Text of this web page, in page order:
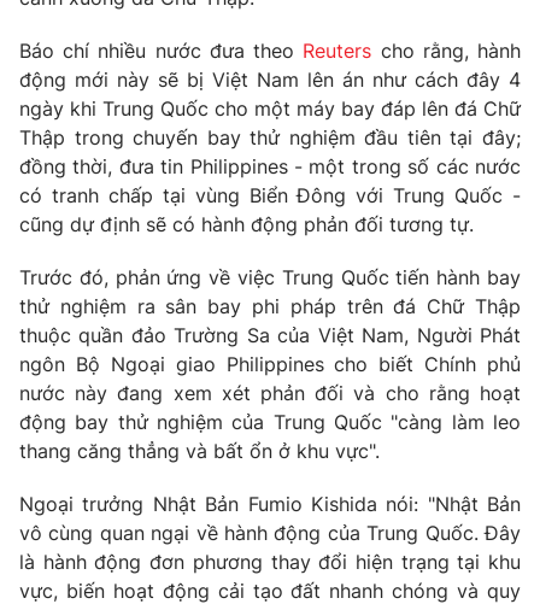
THỜI BÁO VTV
Theo dõi báo trên
Cơ quan chủ quản:Đài Truyền hình Việt Nam
Cơ quan báo chí: Thời báo VTV
Giấy phép hoạt động báo in và báo điện tử số 483/GP-BTTTT
cấp ngày 29/12/2023
Tổng Biên tập:Vũ Thanh Thủy
Phó Tổng Biên tập:Nguyễn Thị Mỹ Hạnh, Phạm Quốc Thắng,
Nguyễn Trọng Ninh
Ðiện thoại Thời báo VTV:
024.66 897 897
Email:
toasoan@vtv.vn
Liên hệ quảng cáo:024-7300.7108
Báo chí nhiều nước đưa theo Reuters cho rằng, hành
động mới này sẽ bị Việt Nam lên án như cách đây 4
ngày khi Trung Quốc cho một máy bay đáp lên đá Chữ
Thập trong chuyến bay thử nghiệm đầu tiên tại đây;
đồng thời, đưa tin Philippines - một trong số các nước
có tranh chấp tại vùng Biển Đông với Trung Quốc -
cũng dự định sẽ có hành động phản đối tương tự.
Trước đó, phản ứng về việc Trung Quốc tiến hành bay
thử nghiệm ra sân bay phi pháp trên đá Chữ Thập
thuộc quần đảo Trường Sa của Việt Nam, Người Phát
ngôn Bộ Ngoại giao Philippines cho biết Chính phủ
nước này đang xem xét phản đối và cho rằng hoạt
động bay thử nghiệm của Trung Quốc "càng làm leo
thang căng thẳng và bất ổn ở khu vực".
Ngoại trưởng Nhật Bản Fumio Kishida nói: "Nhật Bản
vô cùng quan ngại về hành động của Trung Quốc. Đây
là hành động đơn phương thay đổi hiện trạng tại khu
vực, biến hoạt động cải tạo đất nhanh chóng và quy